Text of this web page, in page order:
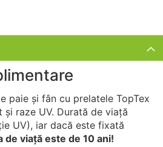
paie și fân cu prelatele TopTex
și raze UV. Durată de viață
UV), iar dacă este fixată
de viață este de 10 ani!